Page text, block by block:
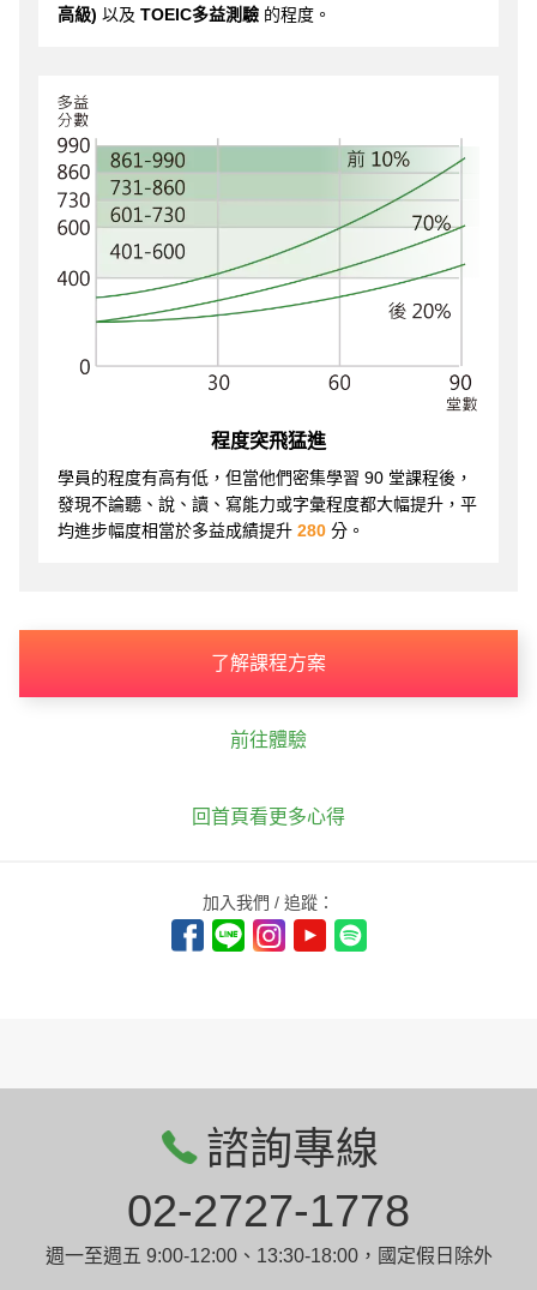
高級) 以及 TOEIC多益測驗 的程度。
程度突飛猛進
學員的程度有高有低，但當他們密集學習 90 堂課程後，
發現不論聽、說、讀、寫能力或字彙程度都大幅提升，平
均進步幅度相當於多益成績提升 280 分。
了解課程方案
前往體驗
回首頁看更多心得
加入我們 / 追蹤：
諮詢專線
02-2727-1778
週一至週五 9:00-12:00、13:30-18:00，國定假日除外